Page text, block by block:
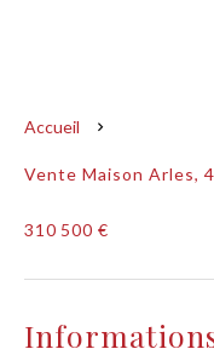
Accueil
Vente Maison Arles,
310 500 €